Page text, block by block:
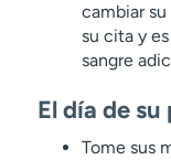
cambiar
su cita y
sangre
El día de
Tome sus